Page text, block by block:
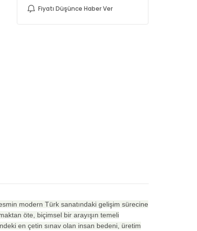
Fiyatı Düşünce Haber Ver
modern Türk sanatındaki gelişim sürecine
öte, biçimsel bir arayışın temeli
en çetin sınav olan insan bedeni, üretim